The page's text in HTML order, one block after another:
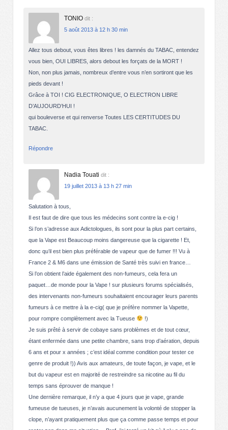
TONIO dit :
5 août 2013 à 12 h 30 min
Allez tous debout, vous êtes libres ! les damnés du TABAC, entendez
vous bien, OUI LIBRES, alors debout les forçats de la MORT !
Non, non plus jamais, nombreux d’entre vous n’en sortiront que les
pieds devant !
Grâce à TOI ! CIG ELECTRONIQUE, O ELECTRON LIBRE
D’AUJOURD’HUI !
qui bouleverse et qui renverse Toutes LES CERTITUDES DU
TABAC.
Répondre
Nadia Touati dit :
19 juillet 2013 à 13 h 27 min
Salutation à tous,
Il est faut de dire que tous les médecins sont contre la e-cig !
Si l’on s’adresse aux Adictologues, ils sont pour la plus part certains,
que la Vape est Beaucoup moins dangereuse que la cigarette ! Et,
donc qu’il est bien plus préférable de vapeur que de fumer !!! Vu à
France 2 & M6 dans une émission de Santé très suivi en france…
Si l’on obtient l’aide également des non-fumeurs, cela fera un
paquet…de monde pour la Vape ! sur plusieurs forums spécialisés,
des intervenants non-fumeurs souhaitaient encourager leurs parents
fumeurs à ce mettre à la e-cig( que je préfère nommer la Vapette,
pour rompre complètement avec la Tueuse
!)
Je suis prêté à servir de cobaye sans problèmes et de tout cœur,
étant enfermée dans une petite chambre, sans trop d’aération, depuis
6 ans et pour x années ; c’est idéal comme condition pour tester ce
genre de produit !)) Avis aux amateurs, de toute façon, je vape, et le
but du vapeur est en majorité de restreindre sa nicotine au fil du
temps sans éprouver de manque !
Une dernière remarque, il n’y a que 4 jours que je vape, grande
fumeuse de tueuses, je n’avais aucunement la volonté de stopper la
clope, n’ayant pratiquement plus que ça comme passe temps et pour